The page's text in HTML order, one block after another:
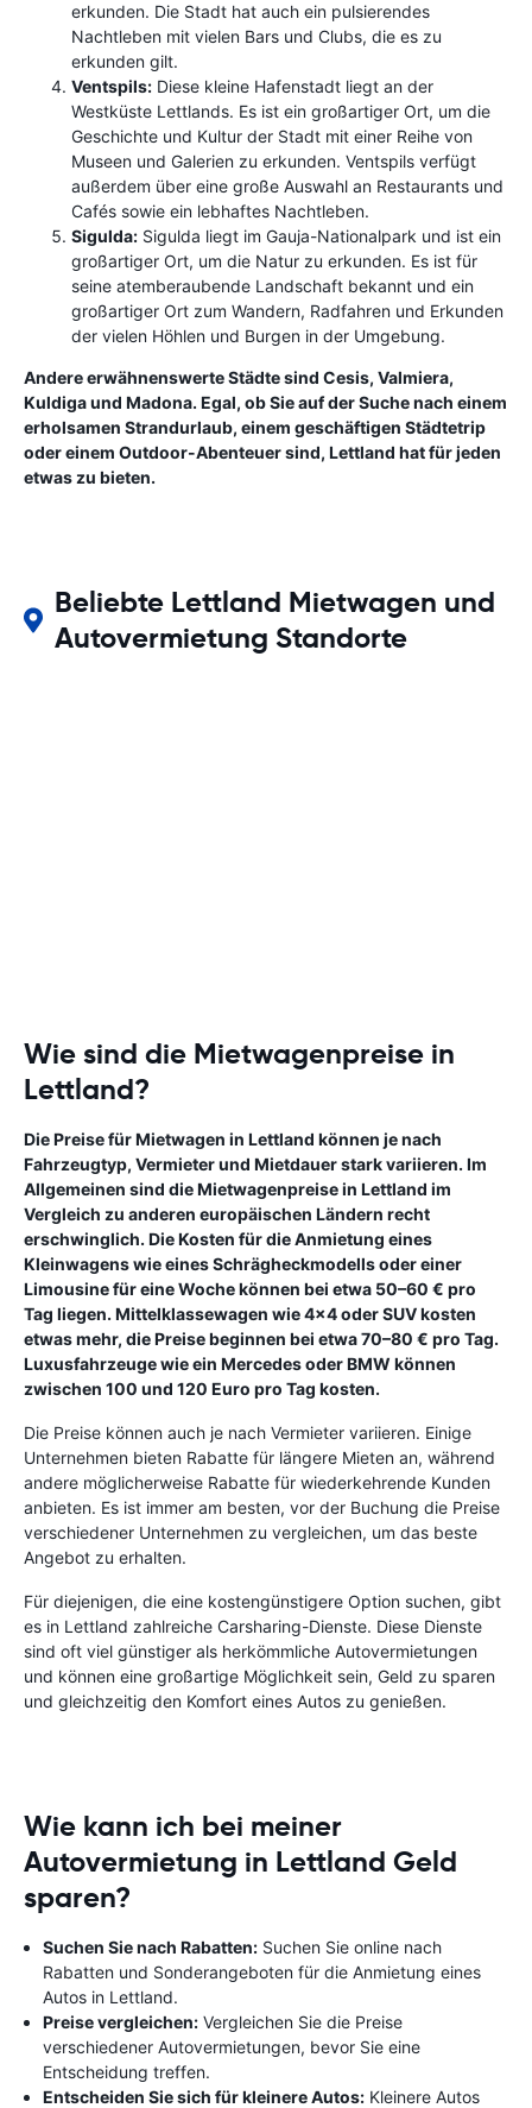
erkunden. Die Stadt hat auch ein pulsierendes
Nachtleben mit vielen Bars und Clubs, die es zu
erkunden gilt.
Ventspils: Diese kleine Hafenstadt liegt an der
Westküste Lettlands. Es ist ein großartiger Ort, um die
Geschichte und Kultur der Stadt mit einer Reihe von
Museen und Galerien zu erkunden. Ventspils verfügt
außerdem über eine große Auswahl an Restaurants und
Cafés sowie ein lebhaftes Nachtleben.
Sigulda: Sigulda liegt im Gauja-Nationalpark und ist ein
großartiger Ort, um die Natur zu erkunden. Es ist für
seine atemberaubende Landschaft bekannt und ein
großartiger Ort zum Wandern, Radfahren und Erkunden
der vielen Höhlen und Burgen in der Umgebung.
Andere erwähnenswerte Städte sind Cesis, Valmiera,
Kuldiga und Madona. Egal, ob Sie auf der Suche nach einem
erholsamen Strandurlaub, einem geschäftigen Städtetrip
oder einem Outdoor-Abenteuer sind, Lettland hat für jeden
etwas zu bieten.
Beliebte Lettland Mietwagen und
Autovermietung Standorte
Wie sind die Mietwagenpreise in
Lettland?
Die Preise für Mietwagen in Lettland können je nach
Fahrzeugtyp, Vermieter und Mietdauer stark variieren. Im
Allgemeinen sind die Mietwagenpreise in Lettland im
Vergleich zu anderen europäischen Ländern recht
erschwinglich. Die Kosten für die Anmietung eines
Kleinwagens wie eines Schrägheckmodells oder einer
Limousine für eine Woche können bei etwa 50–60 € pro
Tag liegen. Mittelklassewagen wie 4x4 oder SUV kosten
etwas mehr, die Preise beginnen bei etwa 70–80 € pro Tag.
Luxusfahrzeuge wie ein Mercedes oder BMW können
zwischen 100 und 120 Euro pro Tag kosten.
Die Preise können auch je nach Vermieter variieren. Einige
Unternehmen bieten Rabatte für längere Mieten an, während
andere möglicherweise Rabatte für wiederkehrende Kunden
anbieten. Es ist immer am besten, vor der Buchung die Preise
verschiedener Unternehmen zu vergleichen, um das beste
Angebot zu erhalten.
Für diejenigen, die eine kostengünstigere Option suchen, gibt
es in Lettland zahlreiche Carsharing-Dienste. Diese Dienste
sind oft viel günstiger als herkömmliche Autovermietungen
und können eine großartige Möglichkeit sein, Geld zu sparen
und gleichzeitig den Komfort eines Autos zu genießen.
Wie kann ich bei meiner
Autovermietung in Lettland Geld
sparen?
Suchen Sie nach Rabatten: Suchen Sie online nach
Rabatten und Sonderangeboten für die Anmietung eines
Autos in Lettland.
Preise vergleichen: Vergleichen Sie die Preise
verschiedener Autovermietungen, bevor Sie eine
Entscheidung treffen.
Entscheiden Sie sich für kleinere Autos: Kleinere Autos